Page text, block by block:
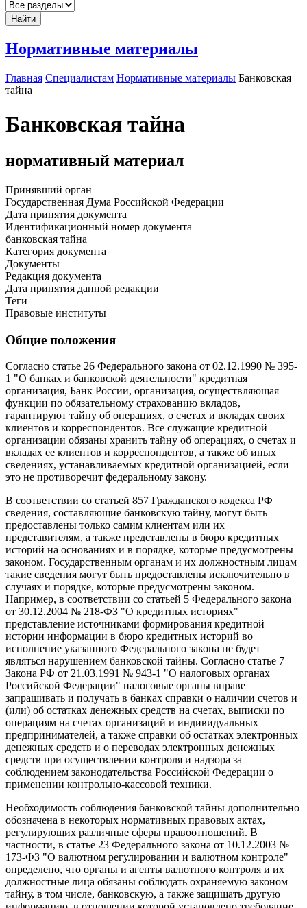
Найти
Нормативные материалы
Главная Специалистам Нормативные материалы Банковская
тайна
Банковская тайна
нормативный материал
Принявший орган
Государственная Дума Российской Федерации
Дата принятия документа
Идентификационный номер документа
банковская тайна
Категория документа
Документы
Редакция документа
Дата принятия данной редакции
Теги
Правовые институты
Общие положения
Согласно статье 26 Федерального закона от 02.12.1990 № 395-
1 "О банках и банковской деятельности" кредитная
организация, Банк России, организация, осуществляющая
функции по обязательному страхованию вкладов,
гарантируют тайну об операциях, о счетах и вкладах своих
клиентов и корреспондентов. Все служащие кредитной
организации обязаны хранить тайну об операциях, о счетах и
вкладах ее клиентов и корреспондентов, а также об иных
сведениях, устанавливаемых кредитной организацией, если
это не противоречит федеральному закону.
В соответствии со статьей 857 Гражданского кодекса РФ
сведения, составляющие банковскую тайну, могут быть
предоставлены только самим клиентам или их
представителям, а также представлены в бюро кредитных
историй на основаниях и в порядке, которые предусмотрены
законом. Государственным органам и их должностным лицам
такие сведения могут быть предоставлены исключительно в
случаях и порядке, которые предусмотрены законом.
Например, в соответствии со статьей 5 Федерального закона
от 30.12.2004 № 218-ФЗ "О кредитных историях"
представление источниками формирования кредитной
истории информации в бюро кредитных историй во
исполнение указанного Федерального закона не будет
являться нарушением банковской тайны. Согласно статье 7
Закона РФ от 21.03.1991 № 943-1 "О налоговых органах
Российской Федерации" налоговые органы вправе
запрашивать и получать в банках справки о наличии счетов и
(или) об остатках денежных средств на счетах, выписки по
операциям на счетах организаций и индивидуальных
предпринимателей, а также справки об остатках электронных
денежных средств и о переводах электронных денежных
средств при осуществлении контроля и надзора за
соблюдением законодательства Российской Федерации о
применении контрольно-кассовой техники.
Необходимость соблюдения банковской тайны дополнительно
обозначена в некоторых нормативных правовых актах,
регулирующих различные сферы правоотношений. В
частности, в статье 23 Федерального закона от 10.12.2003 №
173-ФЗ "О валютном регулировании и валютном контроле"
определено, что органы и агенты валютного контроля и их
должностные лица обязаны соблюдать охраняемую законом
тайну, в том числе, банковскую, а также защищать другую